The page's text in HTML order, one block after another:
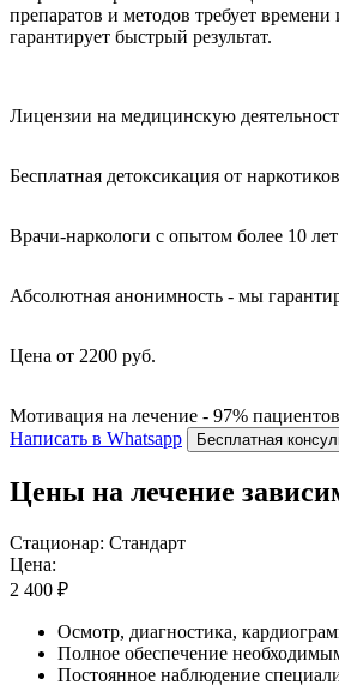
препаратов и методов требует
гарантирует быстрый результат.
Лицензии на медицинскую
Бесплатная детоксикация от
Врачи-наркологи с опытом более 10 лет
Абсолютная анонимность - мы
Цена от 2200 руб.
Мотивация на лечение - 97%
Написать в Whatsapp
Бесплатная
Цены на лечение
Стационар: Стандарт
Цена:
2 400 ₽
Осмотр, диагностика,
Полное обеспечение
Постоянное наблюдение